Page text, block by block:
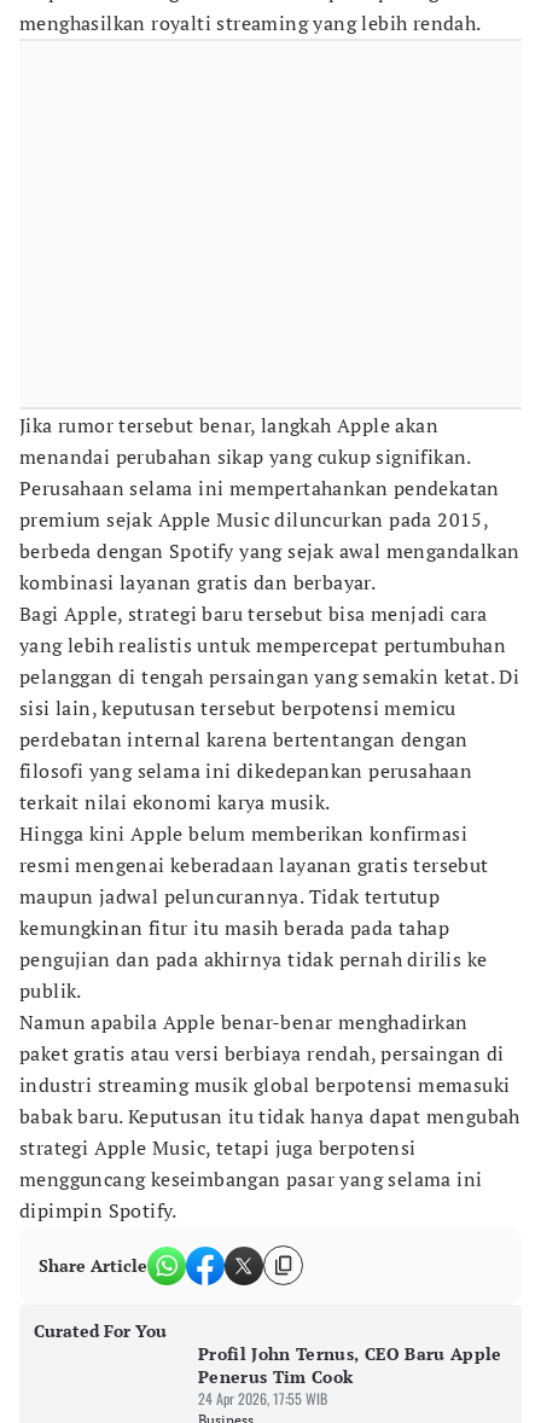
menghasilkan royalti streaming yang lebih rendah.
Jika rumor tersebut benar, langkah Apple akan
menandai perubahan sikap yang cukup signifikan.
Perusahaan selama ini mempertahankan pendekatan
premium sejak Apple Music diluncurkan pada 2015,
berbeda dengan Spotify yang sejak awal mengandalkan
kombinasi layanan gratis dan berbayar.
Bagi Apple, strategi baru tersebut bisa menjadi cara
yang lebih realistis untuk mempercepat pertumbuhan
pelanggan di tengah persaingan yang semakin ketat. Di
sisi lain, keputusan tersebut berpotensi memicu
perdebatan internal karena bertentangan dengan
filosofi yang selama ini dikedepankan perusahaan
terkait nilai ekonomi karya musik.
Hingga kini Apple belum memberikan konfirmasi
resmi mengenai keberadaan layanan gratis tersebut
maupun jadwal peluncurannya. Tidak tertutup
kemungkinan fitur itu masih berada pada tahap
pengujian dan pada akhirnya tidak pernah dirilis ke
publik.
Namun apabila Apple benar-benar menghadirkan
paket gratis atau versi berbiaya rendah, persaingan di
industri streaming musik global berpotensi memasuki
babak baru. Keputusan itu tidak hanya dapat mengubah
strategi Apple Music, tetapi juga berpotensi
mengguncang keseimbangan pasar yang selama ini
dipimpin Spotify.
Share Article
Curated For You
Profil John Ternus, CEO Baru Apple
Penerus Tim Cook
24 Apr 2026, 17:55 WIB